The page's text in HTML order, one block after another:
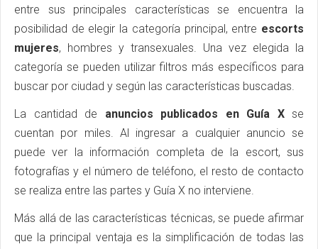
entre sus principales características se encuentra la
posibilidad de elegir la categoría principal, entre escorts
mujeres, hombres y transexuales. Una vez elegida la
categoría se pueden utilizar filtros más específicos para
buscar por ciudad y según las características buscadas.
La cantidad de anuncios publicados en Guía Xse
cuentan por miles. Al ingresar a cualquier anuncio se
puede ver la información completa de la escort, sus
fotografías y el número de teléfono, el resto de contacto
se realiza entre las partes y Guía X no interviene.
Más allá de las características técnicas, se puede afirmar
que la principal ventaja es la simplificación de todas las